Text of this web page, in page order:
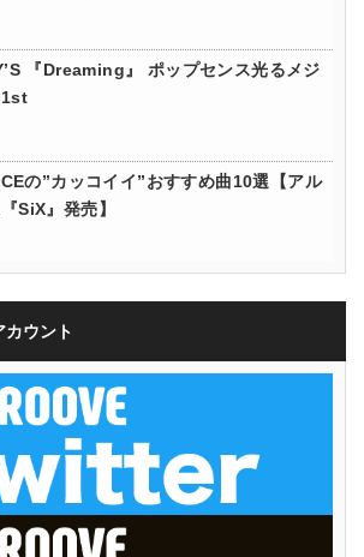
『Dreaming』 ポップセンス光るメジ
1st
の”カッコイイ”おすすめ曲10選【アル
SiX』発売】
ウント